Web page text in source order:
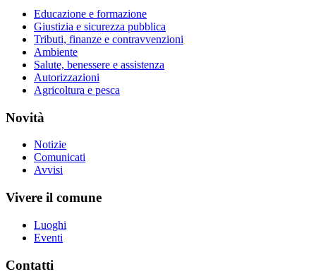
Educazione e formazione
Giustizia e sicurezza pubblica
Tributi, finanze e contravvenzioni
Ambiente
Salute, benessere e assistenza
Autorizzazioni
Agricoltura e pesca
Novità
Notizie
Comunicati
Avvisi
Vivere il comune
Luoghi
Eventi
Contatti